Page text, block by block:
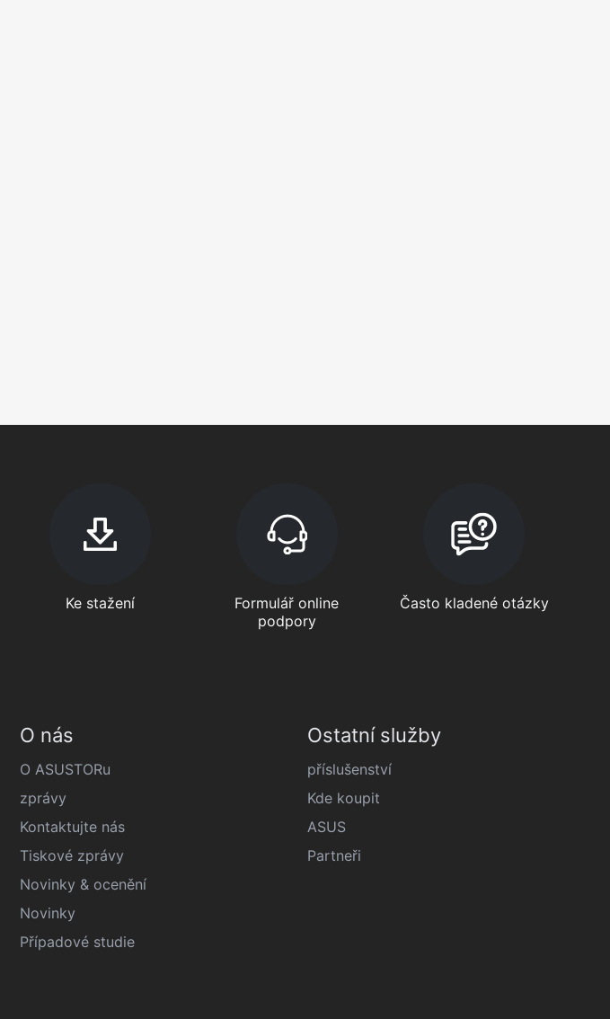
Ke stažení
Formulář online
podpory
Často kladené otázky
O nás
O ASUSTORu
zprávy
Kontaktujte nás
Tiskové zprávy
Novinky & ocenění
Novinky
Případové studie
Ostatní služby
příslušenství
Kde koupit
ASUS
Partneři